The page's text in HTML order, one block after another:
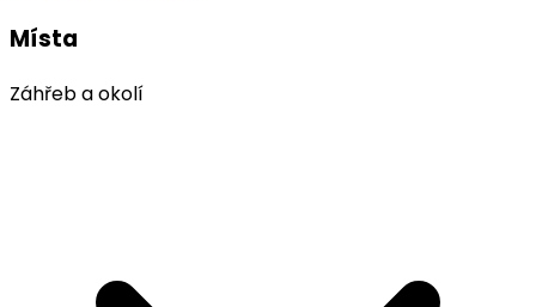
Místa
Záhřeb a okolí